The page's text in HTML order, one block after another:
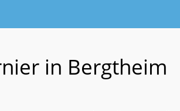
in Bergtheim